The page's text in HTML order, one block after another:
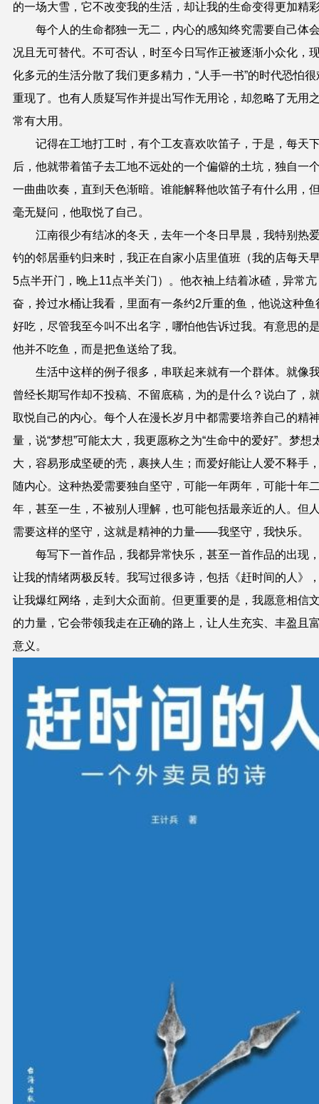
的一场大雪，它不改变我的生活，却让我的生命变得更加精
每个人的生命都独一无二，内心的感知终究需要自己体
况且无可替代。不可否认，时至今日写作正被逐渐小众化，
化多元的生活分散了我们更多精力，“人手一书”的时代恐怕很
重现了。也有人质疑写作并提出写作无用论，却忽略了无用
常有大用。
记得在工地打工时，有个工友喜欢吹笛子，于是，每天
后，他就带着笛子去工地不远处的一个偏僻的土坑，独自一
一曲曲吹奏，直到天色渐暗。谁能解释他吹笛子有什么用，
毫无疑问，他取悦了自己。
江南很少有结冰的冬天，去年一个冬日早晨，我特别热
钓的邻居垂钓归来时，我正在自家小店里值班（我的店每天
5点半开门，晚上11点半关门）。他衣袖上结着冰碴，异常亢
奋，拎过水桶让我看，里面有一条约2斤重的鱼，他说这种鱼
好吃，尽管我至今叫不出名字，哪怕他告诉过我。有意思的
他并不吃鱼，而是把鱼送给了我。
生活中这样的例子很多，串联起来就有一个群体。就像
曾经长期写作却不投稿、不留底稿，为的是什么？说白了，
取悦自己的内心。每个人在漫长岁月中都需要培养自己的精
量，说“梦想”可能太大，我更愿称之为“生命中的爱好”。梦想
大，容易形成坚硬的壳，裹挟人生；而爱好能让人爱不释手
随内心。这种热爱需要独自坚守，可能一年两年，可能十年
年，甚至一生，不被别人理解，也可能包括最亲近的人。但
需要这样的坚守，这就是精神的力量——我坚守，我快乐。
每写下一首作品，我都异常快乐，甚至一首作品的出现
让我的情绪两极反转。我写过很多诗，包括《赶时间的人》
让我爆红网络，走到大众面前。但更重要的是，我愿意相信
的力量，它会带领我走在正确的路上，让人生充实、丰盈且
意义。